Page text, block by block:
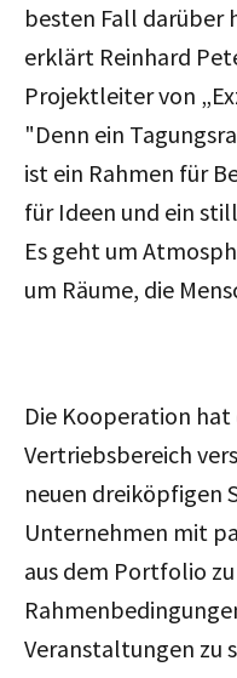
besten Fall darüber
erklärt Reinhard
Projektleiter von
"Denn ein
ist ein Rahmen für
für Ideen und ein
Es geht um
um Räume, die
Die Kooperation hat
Vertriebsbereich
neuen dreiköpfigen
Unternehmen mit
aus dem Portfolio
Veranstaltungen zu